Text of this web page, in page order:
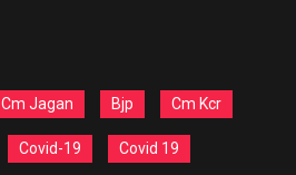
Jagan Bjp Cm Kcr
Covid-19 Covid 19